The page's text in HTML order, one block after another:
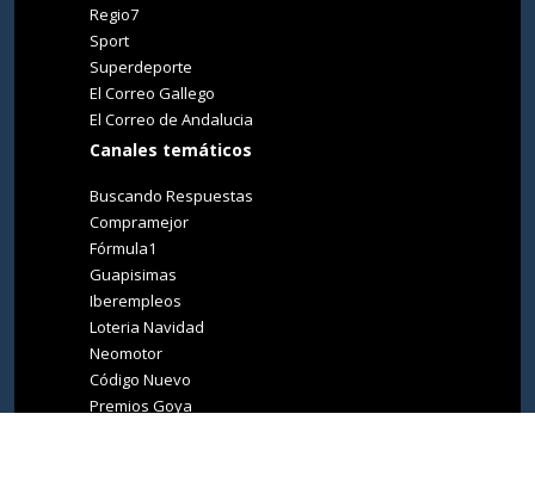
Regio7
Sport
Superdeporte
El Correo Gallego
El Correo de Andalucia
Canales temáticos
Buscando Respuestas
Compramejor
Fórmula1
Guapisimas
Iberempleos
Loteria Navidad
Neomotor
Código Nuevo
Premios Goya